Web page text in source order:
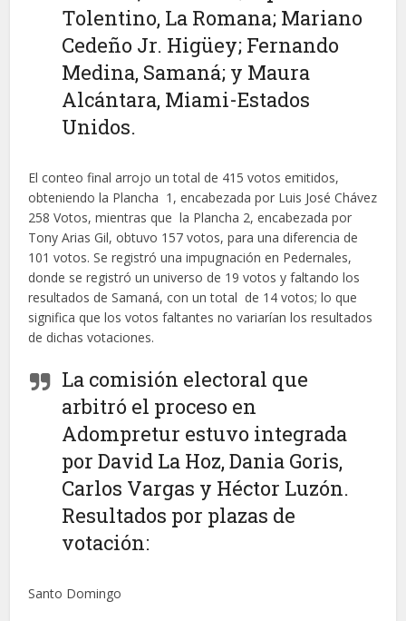
Tolentino, La Romana; Mariano
Cedeño Jr. Higüey; Fernando
Medina, Samaná; y Maura
Alcántara, Miami-Estados
Unidos.
El conteo final arrojo un total de 415 votos emitidos,
obteniendo la Plancha 1, encabezada por Luis José Chávez
258 Votos, mientras que la Plancha 2, encabezada por
Tony Arias Gil, obtuvo 157 votos, para una diferencia de
101 votos. Se registró una impugnación en Pedernales,
donde se registró un universo de 19 votos y faltando los
resultados de Samaná, con un total de 14 votos; lo que
significa que los votos faltantes no variarían los resultados
de dichas votaciones.
La comisión electoral que
arbitró el proceso en
Adompretur estuvo integrada
por David La Hoz, Dania Goris,
Carlos Vargas y Héctor Luzón.
Resultados por plazas de
votación:
Santo Domingo